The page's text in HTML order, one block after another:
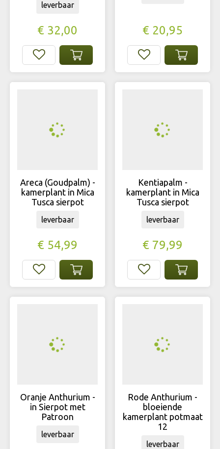
€ 32,00
leverbaar
€ 20,95
Areca (Goudpalm) -
kamerplant in Mica
Tusca sierpot
€ 54,99
leverbaar
Kentiapalm -
kamerplant in Mica
Tusca sierpot
€ 79,99
leverbaar
Oranje Anthurium -
in Sierpot met
Patroon
leverbaar
Rode Anthurium -
bloeiende
kamerplant potmaat
12
leverbaar